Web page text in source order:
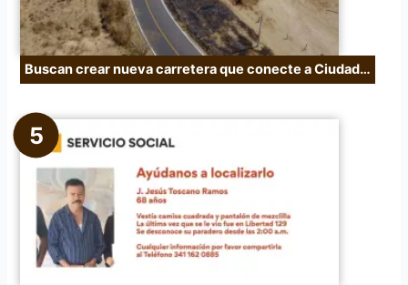
Buscan crear nueva carretera que conecte a Ciudad…